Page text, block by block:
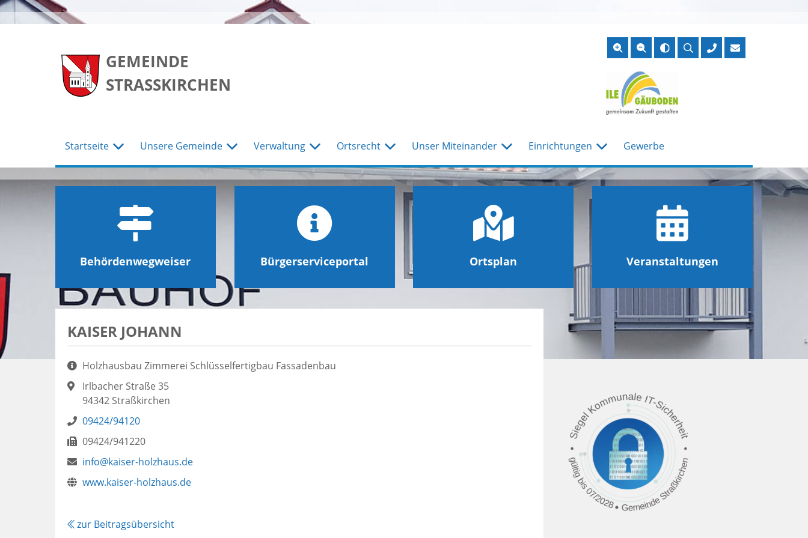
GEMEINDE
STRASSKIRCHEN
Suche
Startseite Unsere Gemeinde Verwaltung Ortsrecht Unser Miteinander Einrichtungen Gewerbe
Behördenwegweiser Bürgerserviceportal Ortsplan Veranstaltungen
KAISER JOHANN
Aufgaben:
Holzhausbau Zimmerei Schlüsselfertigbau Fassadenbau
Adresse:
Irlbacher Straße 35
94342 Straßkirchen
Telefon:
09424/94120
Fax:09424/941220
E-
Mail:
Webseite:
info@kaiser-holzhaus.de
www.kaiser-holzhaus.de
zur Beitragsübersicht